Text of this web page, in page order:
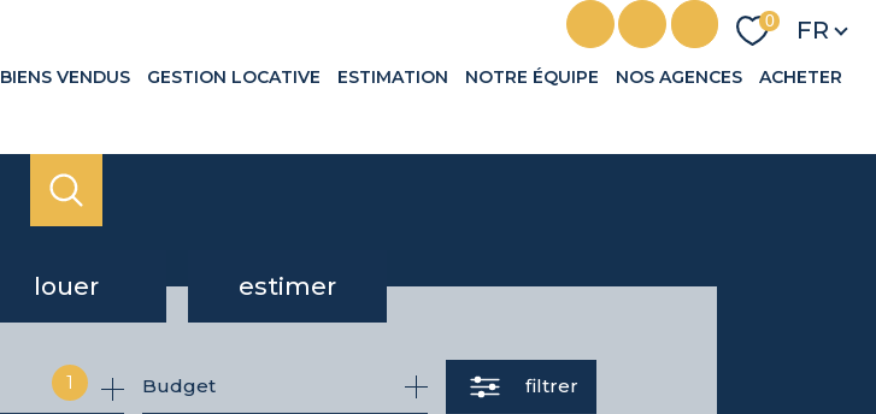
0 FR
BIENS VENDUS GESTION LOCATIVE ESTIMATION NOTRE ÉQUIPE NOS AGENCES ACHETER
louer
à l'année
estimer
1 Budget filtrer